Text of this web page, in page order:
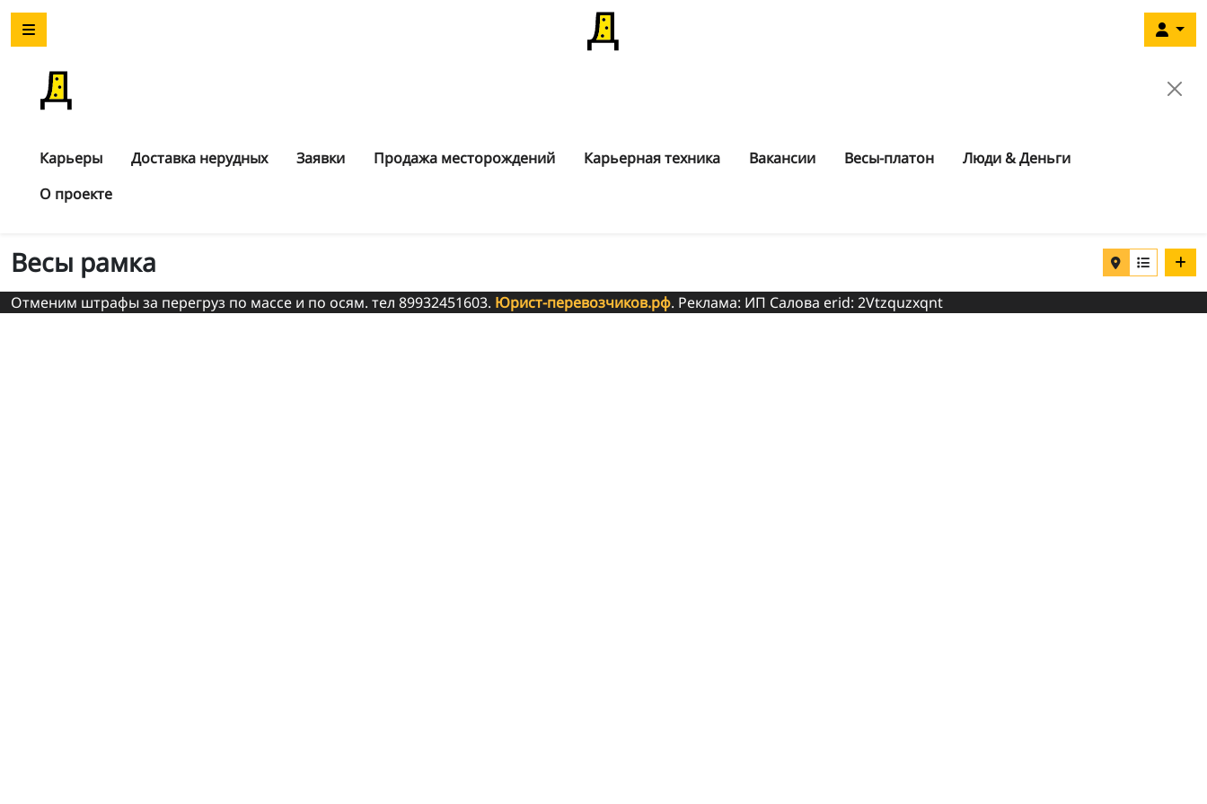
Карьеры Доставка нерудных Заявки Продажа месторождений Карьерная техника Вакансии Весы-платон
Люди & Деньги
О проекте
Весы рамка
Отменим штрафы за перегруз по массе и по осям. тел 89932451603. Юрист-перевозчиков.рф. Реклама: ИП Салова erid: 2Vtzquzxqnt